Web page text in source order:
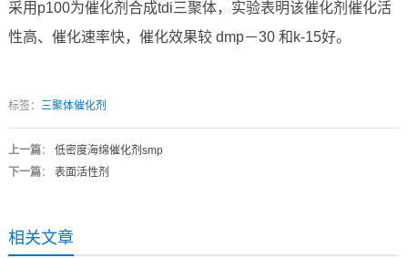
采用p100为催化剂合成tdi三聚体，实验表明该催化剂催化活
性高、催化速率快，催化效果较 dmp－30 和k-15好。
标签： 三聚体催化剂
上一篇： 低密度海绵催化剂smp
下一篇： 表面活性剂
相关文章